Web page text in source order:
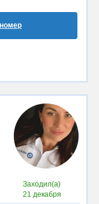
Заходил(а)
21 декабря